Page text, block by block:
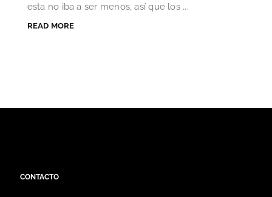
esta no iba a ser menos, así que los ...
READ MORE
CONTACTO